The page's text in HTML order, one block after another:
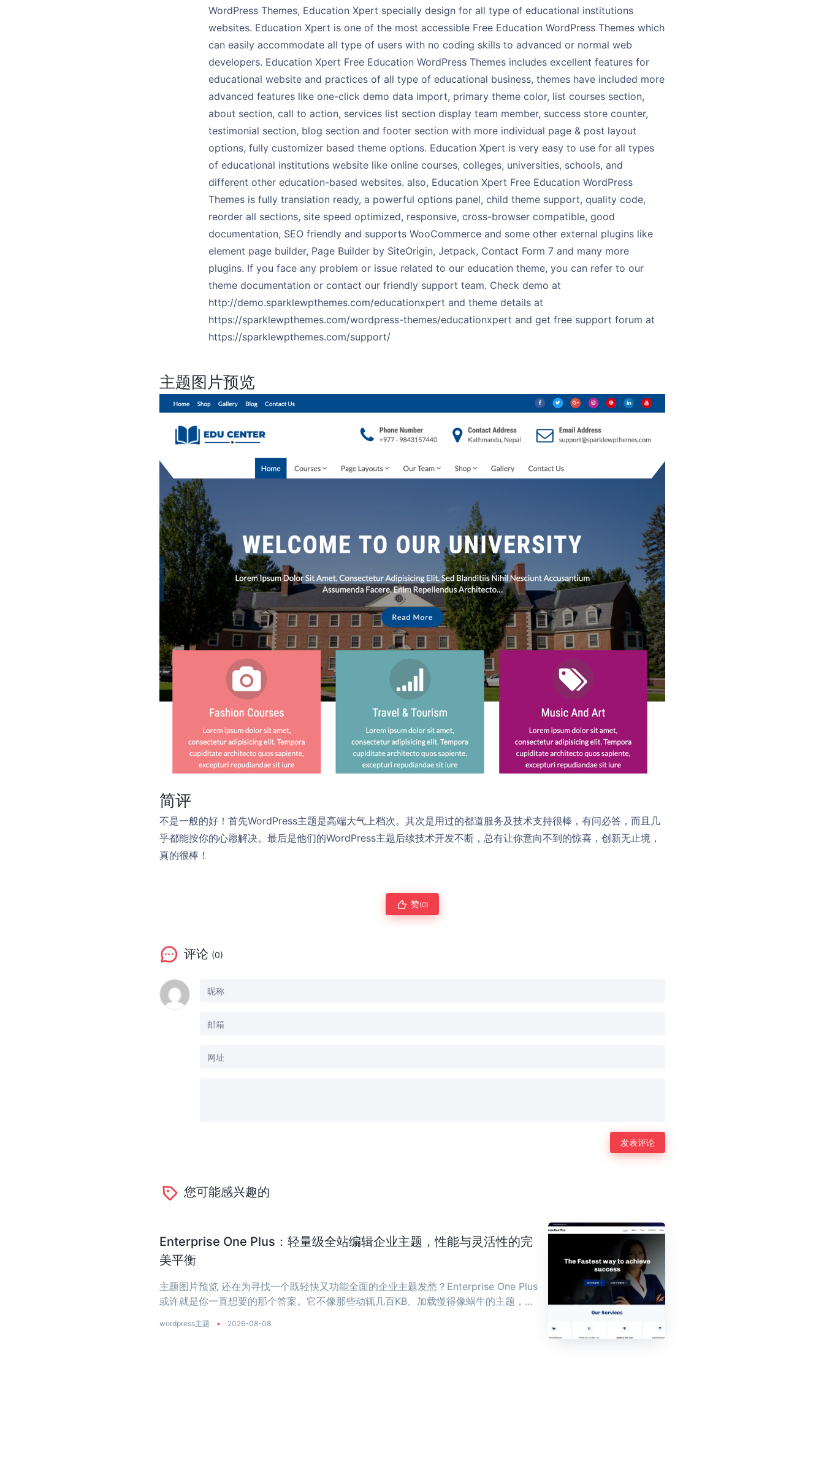
WordPress Themes, Education Xpert specially design for all type of educational institutions
websites. Education Xpert is one of the most accessible Free Education WordPress Themes which
can easily accommodate all type of users with no coding skills to advanced or normal web
developers. Education Xpert Free Education WordPress Themes includes excellent features for
educational website and practices of all type of educational business, themes have included more
advanced features like one-click demo data import, primary theme color, list courses section,
about section, call to action, services list section display team member, success store counter,
testimonial section, blog section and footer section with more individual page & post layout
options, fully customizer based theme options. Education Xpert is very easy to use for all types
of educational institutions website like online courses, colleges, universities, schools, and
different other education-based websites. also, Education Xpert Free Education WordPress
Themes is fully translation ready, a powerful options panel, child theme support, quality code,
reorder all sections, site speed optimized, responsive, cross-browser compatible, good
documentation, SEO friendly and supports WooCommerce and some other external plugins like
element page builder, Page Builder by SiteOrigin, Jetpack, Contact Form 7 and many more
plugins. If you face any problem or issue related to our education theme, you can refer to our
theme documentation or contact our friendly support team. Check demo at
http://demo.sparklewpthemes.com/educationxpert and theme details at
https://sparklewpthemes.com/wordpress-themes/educationxpert and get free support forum at
https://sparklewpthemes.com/support/
主题图片预览
简评
不是一般的好！首先WordPress主题是高端大气上档次。其次是用过的都道服务及技术支持很棒，有问必答，而且几
乎都能按你的心愿解决。最后是他们的WordPress主题后续技术开发不断，总有让你意向不到的惊喜，创新无止境，
真的很棒！
赞(0)
评论 (0)
您可能感兴趣的
Enterprise One Plus：轻量级全站编辑企业主题，性能与灵活性的完
美平衡
主题图片预览 还在为寻找一个既轻快又功能全面的企业主题发愁？Enterprise One Plus
或许就是你一直想要的那个答案。它不像那些动辄几百KB、加载慢得像蜗牛的主题，而
wordpress主题 • 2026-08-08